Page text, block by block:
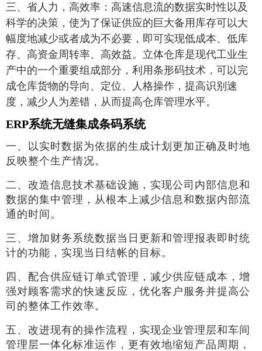
三、省人力，高效率 ： 高速信息流的数据实时性以及
科学的决策，使为了保证供应的巨大备用库存可以大
幅度地减少或者成为不必要，即可实现低成本、低库
存、高资金周转率、高效益。立体仓库是现代工业生
产中的一个重要组成部分，利用条形码技术，可以完
成仓库货物的导向、定位、人格操作，提高识别速
度，减少人为差错，从而提高仓库管理水平。
ERP系统无缝集成条码系统
一、以实时数据为依据的生成计划更加正确及时地
反映整个生产情况。
二、改造信息技术基础设施，实现公司内部信息和
数据的集中管理，从根本上减少信息和数据内部流
通的时间。
三、增加财务系统数据当日更新和管理报表即时统
计的功能，实现当日结帐的目标。
四、配合供应链订单式管理，减少供应链成本，增
强对顾客需求的快速反应，优化客户服务并提高公
司的整体工作效率。
五、改进现有的操作流程，实现企业管理层和车间
管理层一体化标准运作，更有效地缩短产品周期，